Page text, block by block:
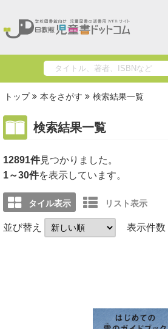
トップ 本をさがす 検索結果一覧
検索結果一覧
12891件
1～30件を表示しています。
タイル表示 リスト表示
並び替え 表示件数